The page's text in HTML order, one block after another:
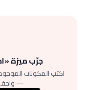
جرّب ميزة
اكتب المكونات
—